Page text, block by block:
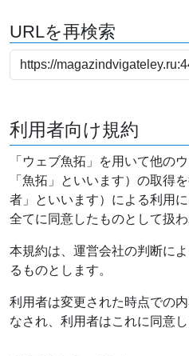
URLを再検索
利用者向け規約
「ウェブ魚拓」を用いて他の
「魚拓」といいます）の取得
者」といいます）による利用
全てに同意したものとして扱わ
本規約は、運営会社の判断に
るものとします。
利用者は変更された時点での
なされ、利用者はこれに同意し